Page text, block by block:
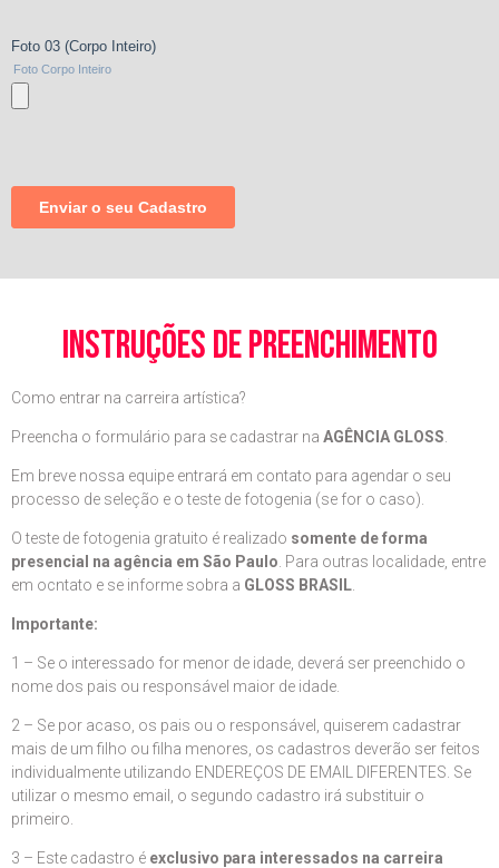
instruções de preenchimento
Como entrar na carreira artística?
Preencha o formulário para se cadastrar na AGÊNCIA GLOSS
Em breve nossa equipe entrará em contato para agendar o seu
processo de seleção e o teste de fotogenia (se for o caso).
O teste de fotogenia gratuito é realizado somente de forma
presencial na agência em São Paulo . Para outras localidade, entre
em ocntato e se informe sobra a GLOSS BRASIL
Importante:
1 – Se o interessado for menor de idade, deverá ser preenchido o
nome dos pais ou responsável maior de idade.
2 – Se por acaso, os pais ou o responsável, quiserem cadastrar
mais de um filho ou filha menores, os cadastros deverão ser feitos
individualmente utilizando ENDEREÇOS DE EMAIL DIFERENTES. Se
utilizar o mesmo email, o segundo cadastro irá substituir o
primeiro.
3 – Este cadastro é exclusivo para interessados na carreira